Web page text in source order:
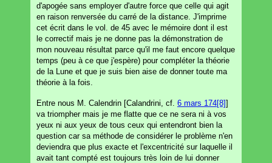
d'apogée sans employer d'autre force que celle qui agit
en raison renversée du carré de la distance. J'imprime
cet écrit dans le vol. de 45 avec le mémoire dont il est
le correctif mais je ne donne pas la démonstration de
mon nouveau résultat parce qu'il me faut encore quelque
temps (peu à ce que j'espère) pour compléter la théorie
de la Lune et que je suis bien aise de donner toute ma
théorie à la fois.
Entre nous M. Calendrin [Calandrini, cf. 6 mars 174[8]]
va triompher mais je me flatte que ce ne sera ni à vos
yeux ni aux yeux de tous ceux qui entendront bien la
question car sa méthode de considérer le problème n'en
deviendra que plus exacte et l'excentricité sur laquelle il
avait tant compté est toujours très loin de lui donner